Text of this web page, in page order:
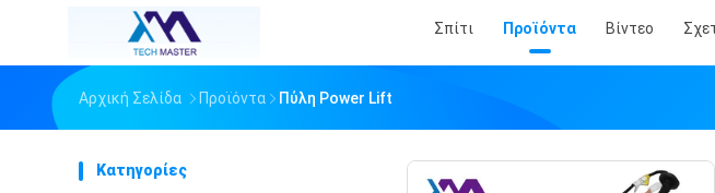
Σπίτι Προϊόντα Βίντεο
Αρχική Σελίδα Προϊόντα Πύλη Power Lift
Κατηγορίες